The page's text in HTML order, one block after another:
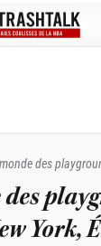
des
York,